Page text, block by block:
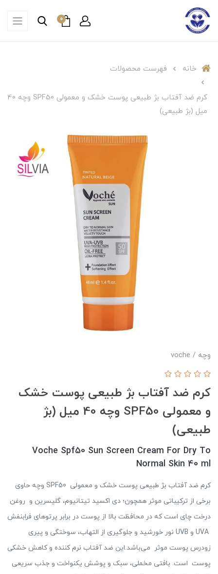
0
خانه فهرست محصولات
کرم ضد آفتاب بژ طبیعی پوست خشک و معمولی SPF50 وچه 40
میل (بژ طبیعی)
وچه / voche
کرم ضد آفتاب بژ طبیعی پوست خشک
و معمولی SPF50 وچه 40 میل (بژ
طبیعی)
Voche Spf50 Sun Screen Cream For Dry To
Normal Skin 40 ml
کرم ضد آفتاب بژ طبیعی پوست خشک و معمولی SPF50 وچه حاوی
برخی از ترکیباتی موثر همچون؛ دی اکسید تیتانیوم، گلیسرین و روغن
درخت چای است که در محافظت بالا از پوست در برابر پرتوهای فرابنفش
UVA و UVB نور خورشید و جلوگیری از التهاب، سوختگی و پیری
زودرس پوست موثر می‌باشد.این ضد آفتاب نرم کننده و کاهش خشکی
پوست است. بافتی مخملی، سبک و پوشش یکنواخت و جذب سریعی